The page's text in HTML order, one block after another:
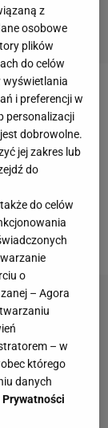
w
ósmej
Paulo
Cristiano
Lionel Messi
z
osobowe
plików
do celów
wyświetlania
i preferencji w
personalizacji
dobrowolne.
jej zakres lub
do
do celów
o
– Agora
– w
którego
danych